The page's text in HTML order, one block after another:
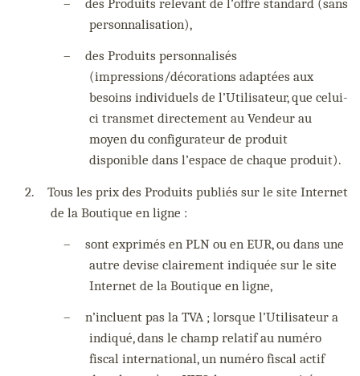
–
des Produits relevant de l’offre standard (sans
personnalisation),
–
des Produits personnalisés
(impressions/décorations adaptées aux
besoins individuels de l’Utilisateur, que celui-
ci transmet directement au Vendeur au
moyen du configurateur de produit
disponible dans l’espace de chaque produit).
2.
Tous les prix des Produits publiés sur le site Internet
de la Boutique en ligne :
–
sont exprimés en PLN ou en EUR, ou dans une
autre devise clairement indiquée sur le site
Internet de la Boutique en ligne,
–
n’incluent pas la TVA ; lorsque l’Utilisateur a
indiqué, dans le champ relatif au numéro
fiscal international, un numéro fiscal actif